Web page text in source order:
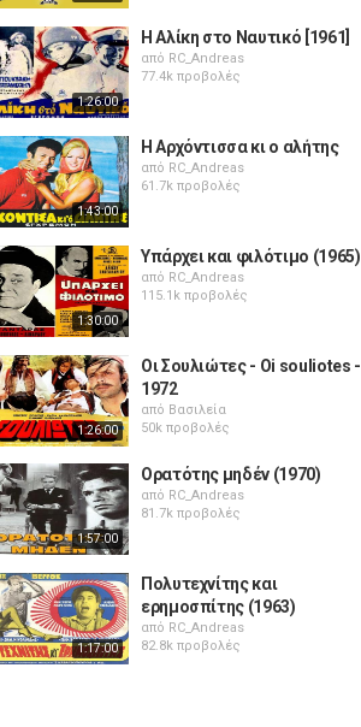
1:26:00
Η Αλίκη στο Ναυτικό [1961]
από RC_Andreas
77.4k προβολές
1:43:00
Η Αρχόντισσα κι ο αλήτης
από RC_Andreas
61.7k προβολές
1:30:00
Υπάρχει και φιλότιμο (1965)
από RC_Andreas
115.1k προβολές
1:26:00
Οι Σουλιώτες - Oi souliotes -
1972
από Βασιλεία
50k προβολές
1:57:00
Ορατότης μηδέν (1970)
από RC_Andreas
81.7k προβολές
1:17:00
Πολυτεχνίτης και
ερημοσπίτης (1963)
από RC_Andreas
82.8k προβολές